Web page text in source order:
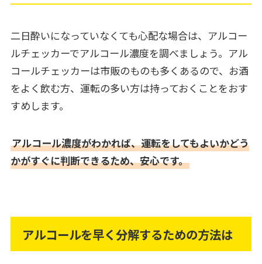
二日酔いになっていなくても心配な場合は、アルコー
ルチェッカーでアルコール濃度を調べましょう。アル
コールチェッカーは市販のものも多くあるので、お酒
をよく飲む方、運転の多い方は持っておくことをおす
すめします。
アルコール濃度がわかれば、運転をしてもよいかどう
かがすぐに判断できるため、安心です。
アルコールを早く分解するための方法は